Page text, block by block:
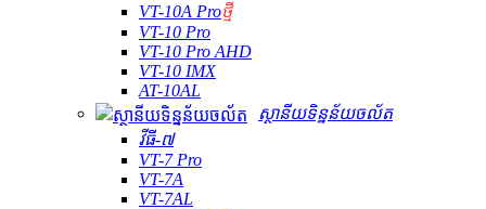
VT-10A Proថ្មី
VT-10 Pro
VT-10 Pro AHD
VT-10 IMX
AT-10AL
ស្ថានីយទិន្នន័យចល័ត
វីធី-៧
VT-7 Pro
VT-7A
VT-7AL